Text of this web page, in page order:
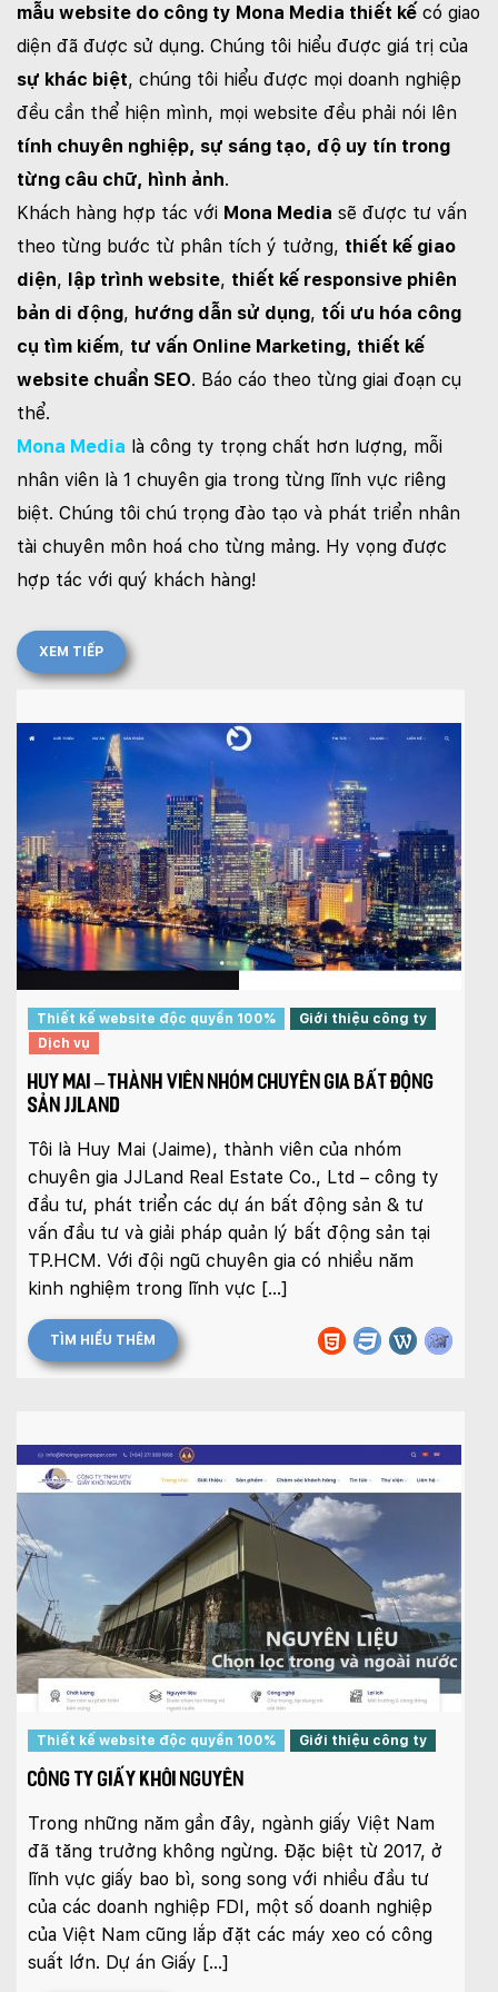
mẫu website do công ty Mona Media thiết kế có giao
diện đã được sử dụng. Chúng tôi hiểu được giá trị của
sự khác biệt, chúng tôi hiểu được mọi doanh nghiệp
đều cần thể hiện mình, mọi website đều phải nói lên
tính chuyên nghiệp, sự sáng tạo, độ uy tín trong
từng câu chữ, hình ảnh.
Khách hàng hợp tác với Mona Media sẽ được tư vấn
theo từng bước từ phân tích ý tưởng, thiết kế giao
diện, lập trình website, thiết kế responsive phiên
bản di động, hướng dẫn sử dụng, tối ưu hóa công
cụ tìm kiếm, tư vấn Online Marketing, thiết kế
website chuẩn SEO. Báo cáo theo từng giai đoạn cụ
thể.
Mona Media là công ty trọng chất hơn lượng, mỗi
nhân viên là 1 chuyên gia trong từng lĩnh vực riêng
biệt. Chúng tôi chú trọng đào tạo và phát triển nhân
tài chuyên môn hoá cho từng mảng. Hy vọng được
hợp tác với quý khách hàng!
XEM TIẾP
Thiết kế website độc quyền 100%
Giới thiệu công ty
Dịch vụ
HUY MAI – THÀNH VIÊN NHÓM CHUYÊN GIA BẤT ĐỘNG
SẢN JJLAND
Tôi là Huy Mai (Jaime), thành viên của nhóm
chuyên gia JJLand Real Estate Co., Ltd – công ty
đầu tư, phát triển các dự án bất động sản & tư
vấn đầu tư và giải pháp quản lý bất động sản tại
TP.HCM. Với đội ngũ chuyên gia có nhiều năm
kinh nghiệm trong lĩnh vực […]
TÌM HIỂU THÊM
Thiết kế website độc quyền 100% Giới thiệu công ty
CÔNG TY GIẤY KHÔI NGUYÊN
Trong những năm gần đây, ngành giấy Việt Nam
đã tăng trưởng không ngừng. Đặc biệt từ 2017, ở
lĩnh vực giấy bao bì, song song với nhiều đầu tư
của các doanh nghiệp FDI, một số doanh nghiệp
của Việt Nam cũng lắp đặt các máy xeo có công
suất lớn. Dự án Giấy […]